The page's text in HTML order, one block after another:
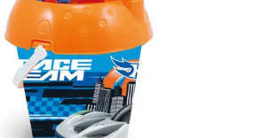
Kiegészítő
termékek